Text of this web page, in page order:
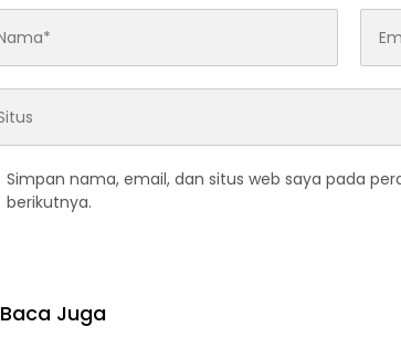
Simpan nama, email, dan situs web saya pada
berikutnya.
Baca Juga